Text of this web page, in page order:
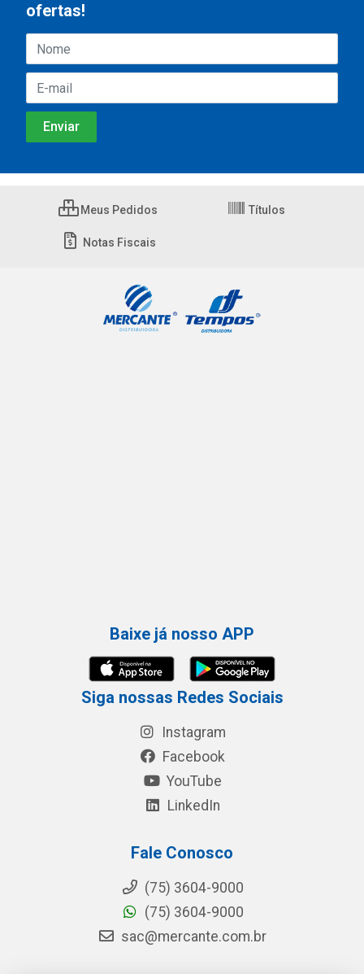
ofertas!
Meus Pedidos Títulos
Notas Fiscais
Baixe já nosso APP
Siga nossas Redes Sociais
Instagram
Facebook
YouTube
LinkedIn
Fale Conosco
(75) 3604-9000
(75) 3604-9000
sac@mercante.com.br